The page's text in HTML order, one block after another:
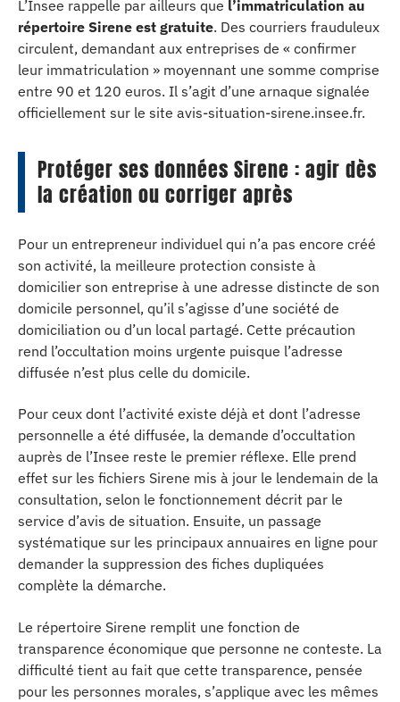
L’Insee rappelle par ailleurs que l’immatriculation au
répertoire Sirene est gratuite. Des courriers frauduleux
circulent, demandant aux entreprises de « confirmer
leur immatriculation » moyennant une somme comprise
entre 90 et 120 euros. Il s’agit d’une arnaque signalée
officiellement sur le site avis-situation-sirene.insee.fr.
Protéger ses données Sirene : agir dès
la création ou corriger après
Pour un entrepreneur individuel qui n’a pas encore créé
son activité, la meilleure protection consiste à
domicilier son entreprise à une adresse distincte de son
domicile personnel, qu’il s’agisse d’une société de
domiciliation ou d’un local partagé. Cette précaution
rend l’occultation moins urgente puisque l’adresse
diffusée n’est plus celle du domicile.
Pour ceux dont l’activité existe déjà et dont l’adresse
personnelle a été diffusée, la demande d’occultation
auprès de l’Insee reste le premier réflexe. Elle prend
effet sur les fichiers Sirene mis à jour le lendemain de la
consultation, selon le fonctionnement décrit par le
service d’avis de situation. Ensuite, un passage
systématique sur les principaux annuaires en ligne pour
demander la suppression des fiches dupliquées
complète la démarche.
Le répertoire Sirene remplit une fonction de
transparence économique que personne ne conteste. La
difficulté tient au fait que cette transparence, pensée
pour les personnes morales, s’applique avec les mêmes